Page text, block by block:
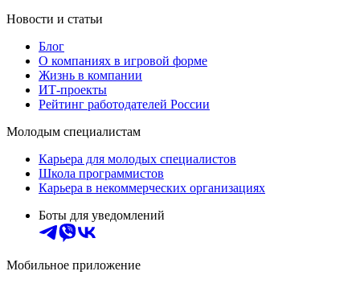
Новости и статьи
Блог
О компаниях в игровой форме
Жизнь в компании
ИТ-проекты
Рейтинг работодателей России
Молодым специалистам
Карьера для молодых специалистов
Школа программистов
Карьера в некоммерческих организациях
Боты для уведомлений
Мобильное приложение